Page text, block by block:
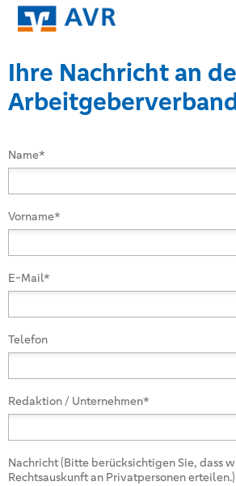
Ihre Nachricht an
Name*
Vorname*
E-Mail*
Telefon
Redaktion / Unternehmen*
Nachricht (Bitte berücksichtigen Sie, dass
Rechtsauskunft an Privatpersonen erteilen.)